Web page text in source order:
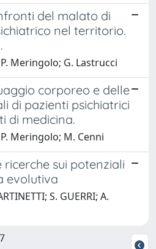
del malato di
nel territorio.
Meringolo; G. Lastrucci
corporeo e delle
di pazienti psichiatrici
di medicina.
Meringolo; M. Cenni
sui potenziali
evolutiva
S. GUERRI; A.